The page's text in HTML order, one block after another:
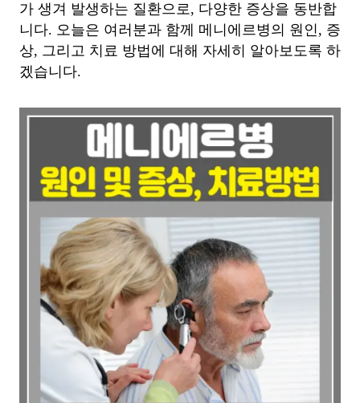
가 생겨 발생하는 질환으로, 다양한 증상을 동반합
니다. 오늘은 여러분과 함께 메니에르병의 원인, 증
상, 그리고 치료 방법에 대해 자세히 알아보도록 하
겠습니다.